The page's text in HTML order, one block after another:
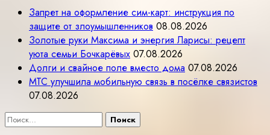
Запрет на оформление сим-карт: инструкция по
защите от злоумышленников 08.08.2026
Золотые руки Максима и энергия Ларисы: рецепт
уюта семьи Бочкарёвых 07.08.2026
Долги и свайное поле вместо дома 07.08.2026
МТС улучшила мобильную связь в посёлке связистов
07.08.2026
Найти: